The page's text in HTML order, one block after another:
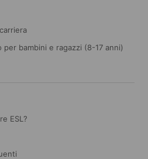
per bambini e ragazzi (8-17 anni)
ESL?